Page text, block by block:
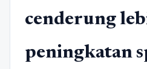
cenderung
peningkatan